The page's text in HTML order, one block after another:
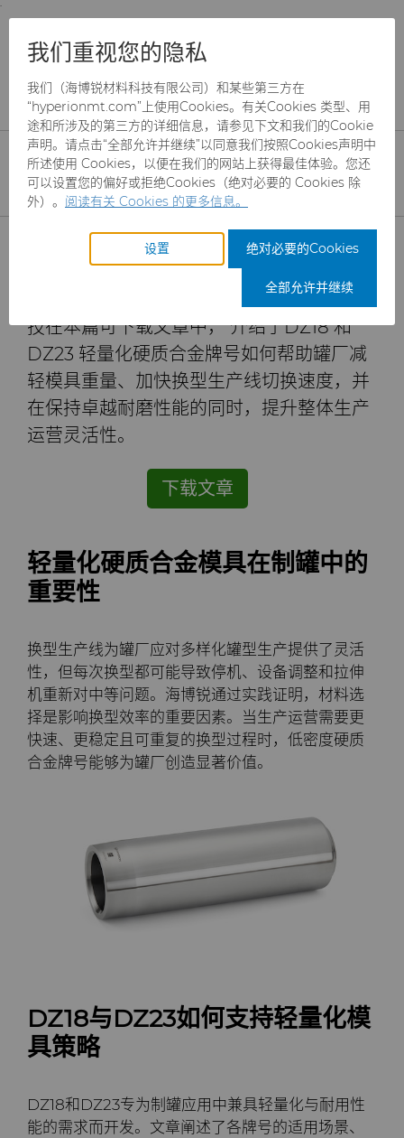
;
and information are based on this region.
Close Change region
CBN颗粒
CBN微粉
合成金刚石颗粒
金刚石微粉
制罐模具
冲杯模具解决方案
拉伸模具解决方案
缩颈模具解决方案
硬质合金棒料
高性能硬质合金棒料
专用硬质合金棒料
硬质合金轧辊
硬质合金辊环
Custom Cutting Tools
金刚石研磨膏
Hyperion金刚石研磨液
流体处理
食品加工零部件
喷涂与点胶零部件
成形模具坯料
粉末冶金压制模具
齿轮滚刀坯料
滚刀坯料
螺旋伞齿刀坯料
刀片坯料
定制刀片坯料
Oil & Gas
Directional Drilling Tools
Well Completion & Fracking
Flow Control Valve Trim
BZN™ Compacts产品
超厚BZN™
PCD
Compax™ PCD工具坯料
U系列PCD
RTP粉末
标准牌号
卫生用品旋转切割解决方案
旋转切刀服务与支持
锯片刀头和坯料
硬质合金长条片坯料
耐磨件
冷成型模具
拉丝模
航空航天
汽车
电子
能源与自然资源
食品与饮料
卫生
医疗
碳化硅半导体
工具制造
服务
刀具制造商解决方案
工程解决方案
增材制造
资源
资料库
证书和数据表
QEHS政策
研发
条款和条件
公司
活动
新闻
Supply Chain
可持续性
销售办事处
DZ18与DZ23：加速拉伸机换型，提升制罐生产灵活性
DZ18与DZ23：加速拉伸机
换型，提升制罐生产灵活性
共线生产需求日益增长，轻量化硬质合金模
具正成为提升换型效率、保障产能表现和维
持生产线稳定性的关键因素。海博锐材料科
技在本篇可下载文章中， 介绍了DZ18 和
DZ23 轻量化硬质合金牌号如何帮助罐厂减
轻模具重量、加快换型生产线切换速度，并
在保持卓越耐磨性能的同时，提升整体生产
运营灵活性。
下载文章
轻量化硬质合金模具在制罐中的
重要性
换型生产线为罐厂应对多样化罐型生产提供了灵活
性，但每次换型都可能导致停机、设备调整和拉伸
机重新对中等问题。海博锐通过实践证明，材料选
择是影响换型效率的重要因素。当生产运营需要更
快速、更稳定且可重复的换型过程时，低密度硬质
合金牌号能够为罐厂创造显著价值。
DZ18与DZ23如何支持轻量化模
具策略
DZ18和DZ23专为制罐应用中兼具轻量化与耐用性
能的需求而开发。文章阐述了各牌号的适用场景、
我们重视您的隐私
我们（海博锐材料科技有限公司）和某些第三方在
“hyperionmt.com”上使用Cookies。有关Cookies 类型、用
途和所涉及的第三方的详细信息，请参见下文和我们的Cookie
声明。请点击“全部允许并继续”以同意我们按照Cookies声明中
所述使用 Cookies，以便在我们的网站上获得最佳体验。您还
可以设置您的偏好或拒绝Cookies（绝对必要的 Cookies 除
外）。 阅读有关 Cookies 的更多信息。
设置 绝对必要的Cookies
全部允许并继续